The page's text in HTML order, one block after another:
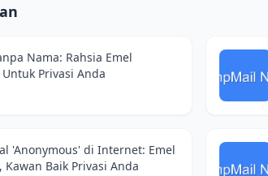
Nama: Rahsia Emel
Privasi Anda
'Anonymous' di Internet: Emel
Kawan Baik Privasi Anda